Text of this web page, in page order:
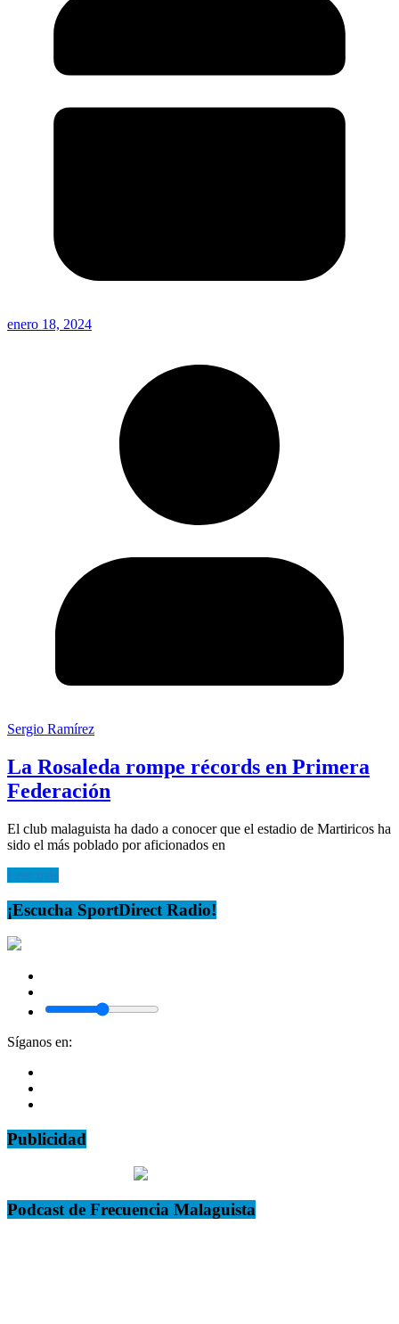
enero 18, 2024
Sergio Ramírez
La Rosaleda rompe récords en Primera
Federación
El club malaguista ha dado a conocer que el estadio de Martiricos ha
sido el más poblado por aficionados en
Leer más
¡Escucha SportDirect Radio!
Síganos en:
Publicidad
Podcast de Frecuencia Malaguista